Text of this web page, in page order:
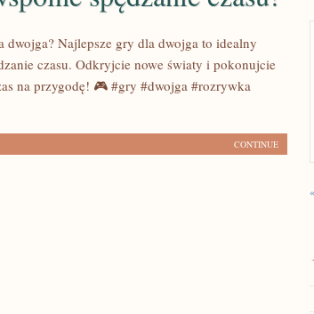
dwojga? Najlepsze gry dla dwojga to idealny
czasu. Odkryjcie nowe światy i pokonujcie
na przygodę! 🎮 #gry #dwojga #rozrywka
CONTINUE